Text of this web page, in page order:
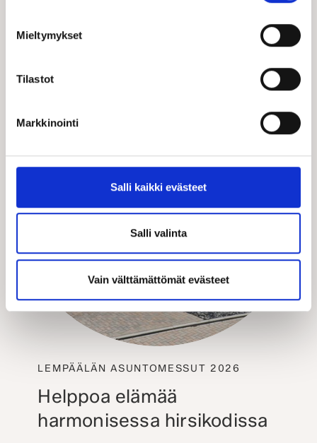
Mieltymykset
Tilastot
Markkinointi
Salli kaikki evästeet
Salli valinta
Vain välttämättömät evästeet
LEMPÄÄLÄN ASUNTOMESSUT 2026
Helppoa elämää
harmonisessa hirsikodissa